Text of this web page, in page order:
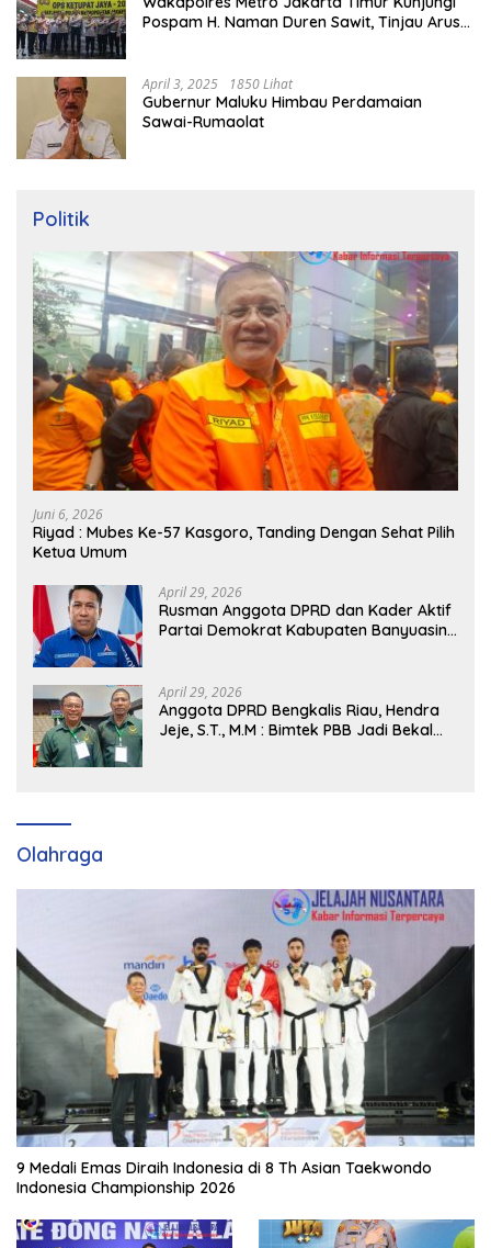
Pospam H. Naman Duren Sawit, Tinjau Arus
April 3, 2025 1850 Lihat
Gubernur Maluku Himbau Perdamaian
Sawai-Rumaolat
Politik
Juni 6, 2026
Riyad : Mubes Ke-57 Kasgoro, Tanding Dengan Sehat Pilih
Ketua Umum
April 29, 2026
Rusman Anggota DPRD dan Kader Aktif
Partai Demokrat Kabupaten Banyuasin
April 29, 2026
Anggota DPRD Bengkalis Riau, Hendra
Jeje, S.T., M.M : Bimtek PBB Jadi Bekal
Olahraga
9 Medali Emas Diraih Indonesia di 8 Th Asian Taekwondo
Indonesia Championship 2026